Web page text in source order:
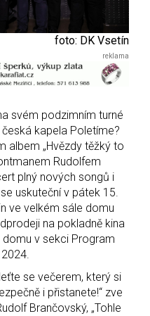
foto: DK Vsetín
svém podzimním turné
kapela Poletíme?
albem „Hvězdy těžký to
Rudolfem
plný nových songů i
uskuteční v pátek 15.
ve velkém sále domu
na pokladně kina
domu v sekci Program
se večerem, který si
i přistanete!“ zve
Brančovský, „Tohle